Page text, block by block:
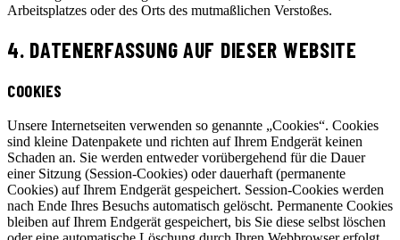
Arbeitsplatzes oder des Orts des mutmaßlichen Verstoßes.
4. DATENERFASSUNG AUF DIESER WEBSITE
COOKIES
Unsere Internetseiten verwenden so genannte „Cookies“. Cookies
sind kleine Datenpakete und richten auf Ihrem Endgerät keinen
Schaden an. Sie werden entweder vorübergehend für die Dauer
einer Sitzung (Session-Cookies) oder dauerhaft (permanente
Cookies) auf Ihrem Endgerät gespeichert. Session-Cookies werden
nach Ende Ihres Besuchs automatisch gelöscht. Permanente Cookies
bleiben auf Ihrem Endgerät gespeichert, bis Sie diese selbst löschen